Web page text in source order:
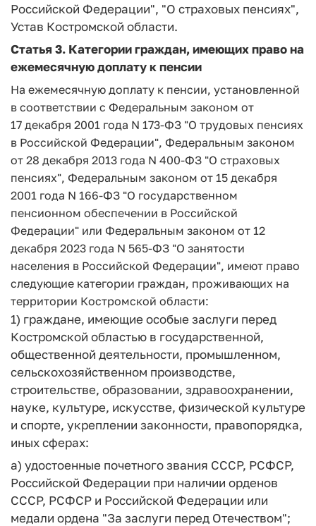
Российской Федерации", "О страховых пенсиях",
Устав Костромской области.
Статья 3. Категории граждан, имеющих право на
ежемесячную доплату к пенсии
На ежемесячную доплату к пенсии, установленной
в соответствии с Федеральным законом от
17 декабря 2001 года N 173-ФЗ "О трудовых пенсиях
в Российской Федерации", Федеральным законом
от 28 декабря 2013 года N 400-ФЗ "О страховых
пенсиях", Федеральным законом от 15 декабря
2001 года N 166-ФЗ "О государственном
пенсионном обеспечении в Российской
Федерации" или Федеральным законом от 12
декабря 2023 года N 565-ФЗ "О занятости
населения в Российской Федерации", имеют право
следующие категории граждан, проживающих на
территории Костромской области:
1) граждане, имеющие особые заслуги перед
Костромской областью в государственной,
общественной деятельности, промышленном,
сельскохозяйственном производстве,
строительстве, образовании, здравоохранении,
науке, культуре, искусстве, физической культуре
и спорте, укреплении законности, правопорядка,
иных сферах:
а) удостоенные почетного звания СССР, РСФСР,
Российской Федерации при наличии орденов
СССР, РСФСР и Российской Федерации или
медали ордена "За заслуги перед Отечеством";